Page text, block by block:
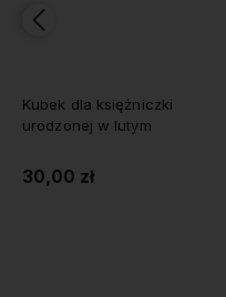
Kubek dla księżniczki
urodzonej w lutym
30,00 zł